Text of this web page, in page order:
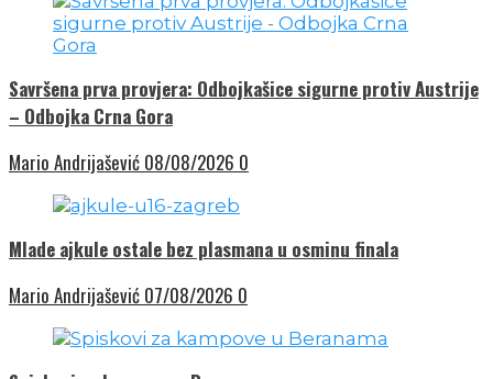
Savršena prva provjera: Odbojkašice sigurne protiv Austrije
– Odbojka Crna Gora
Mario Andrijašević 08/08/2026 0
Mlade ajkule ostale bez plasmana u osminu finala
Mario Andrijašević 07/08/2026 0